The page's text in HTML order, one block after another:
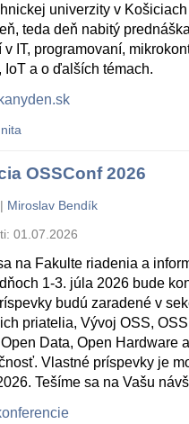
univerzity v
teda deň nabitý
IT, programovaní,
IoT a o ďalších témach.
OSSConf 2026
| Miroslav Bendík
01.07.2026
na Fakulte riadenia a
1-3. júla 2026 bude
budú zaradené v
priatelia, Vývoj OSS,
Data, Open Hardware a
Vlastné príspevky je
Tešíme sa na Vašu